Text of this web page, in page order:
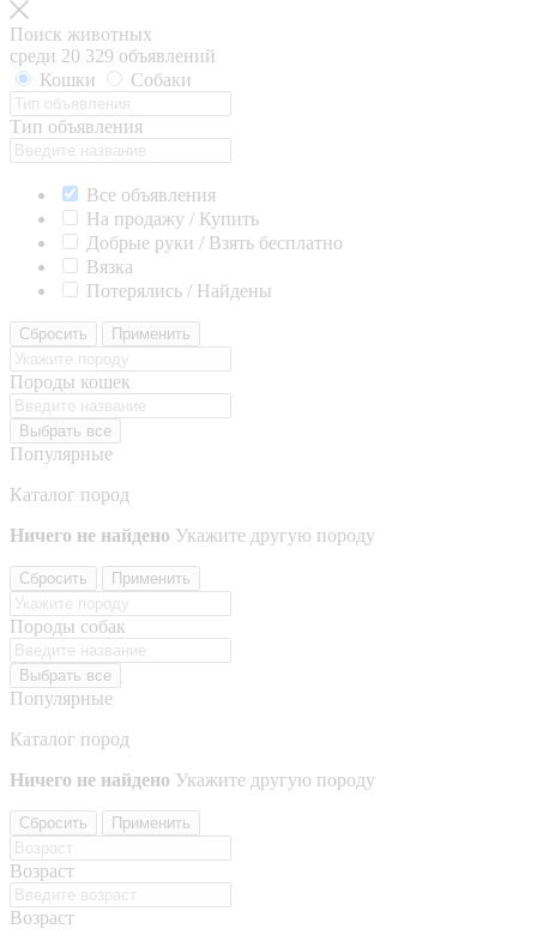
Поиск животных
среди 20 329 объявлений
Кошки
Собаки
Тип объявления
Все объявления
На продажу / Купить
Добрые руки / Взять бесплатно
Вязка
Потерялись / Найдены
Сбросить Применить
Породы кошек
Выбрать все
Популярные
Каталог пород
Ничего не найдено Укажите другую породу
Сбросить Применить
Породы собак
Выбрать все
Популярные
Каталог пород
Ничего не найдено Укажите другую породу
Сбросить Применить
Возраст
Возраст